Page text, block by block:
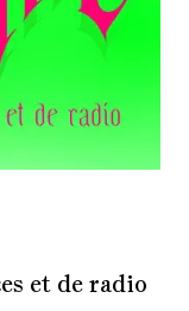
et de radio